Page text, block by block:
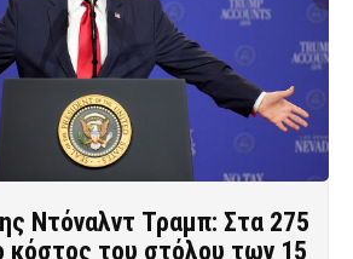
Ντόναλντ Τραμπ: Στα 275
κόστος του στόλου των 15